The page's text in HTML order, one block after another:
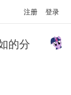
注册 登录
的分